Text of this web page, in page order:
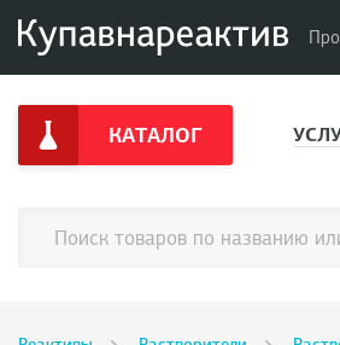
КАТАЛОГ